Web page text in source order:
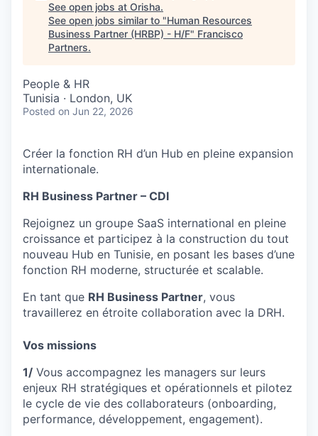
See open jobs at Orisha.
See open jobs similar to "Human Resources
Business Partner (HRBP) - H/F" Francisco
Partners.
People & HR
Tunisia · London, UK
Posted on Jun 22, 2026
Créer la fonction RH d’un Hub en pleine expansion
internationale.
RH Business Partner – CDI
Rejoignez un groupe SaaS international en pleine
croissance et participez à la construction du tout
nouveau Hub en Tunisie, en posant les bases d’une
fonction RH moderne, structurée et scalable.
En tant que RH Business Partner, vous
travaillerez en étroite collaboration avec la DRH.
Vos missions
1/ Vous accompagnez les managers sur leurs
enjeux RH stratégiques et opérationnels et pilotez
le cycle de vie des collaborateurs (onboarding,
performance, développement, engagement).